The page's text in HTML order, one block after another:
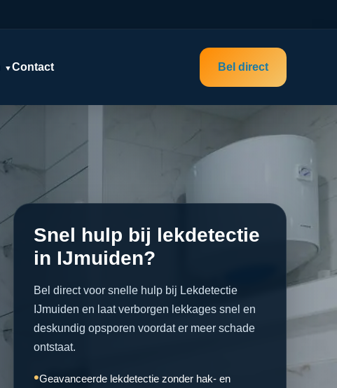
▼Contact Bel direct
Snel hulp bij lekdetectie
in IJmuiden?
Bel direct voor snelle hulp bij Lekdetectie
IJmuiden en laat verborgen lekkages snel en
deskundig opsporen voordat er meer schade
ontstaat.
Geavanceerde lekdetectie zonder hak- en